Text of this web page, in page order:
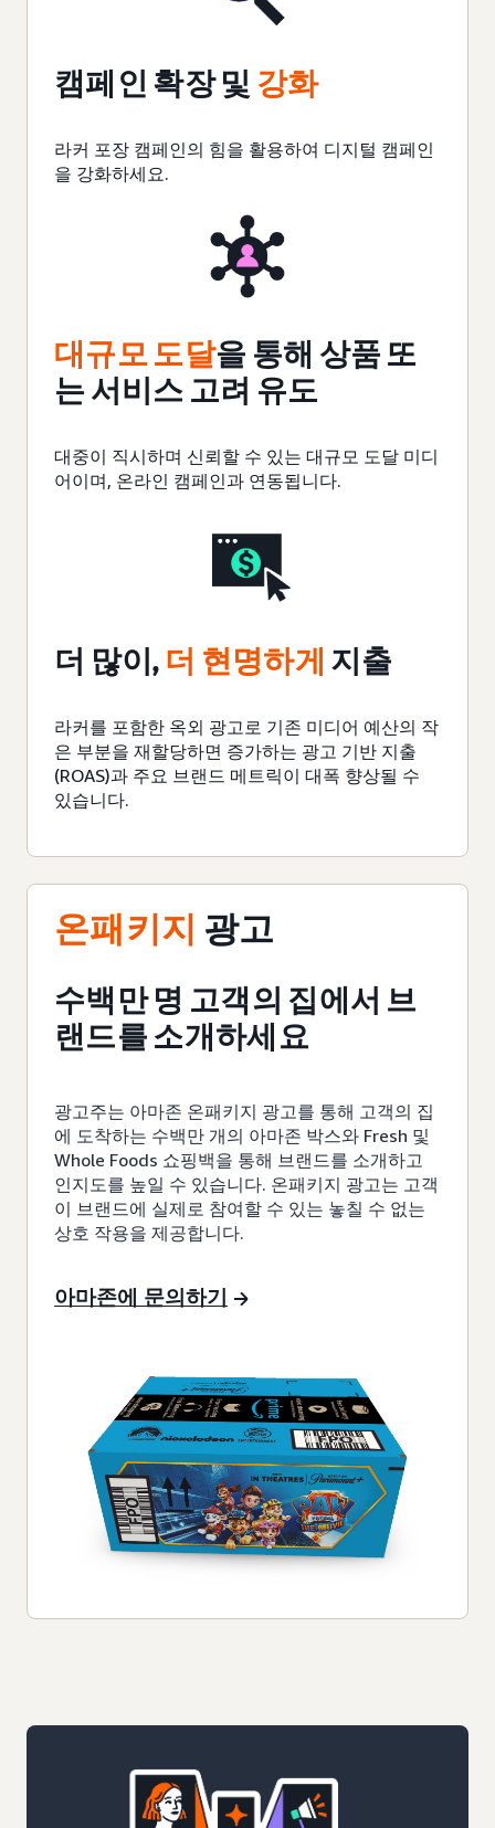
캠페인 확장 및 강화
라커 포장 캠페인의 힘을 활용하여 디지털 캠페인
을 강화하세요.
대규모 도달을 통해 상품 또
는 서비스 고려 유도
대중이 직시하며 신뢰할 수 있는 대규모 도달 미디
어이며, 온라인 캠페인과 연동됩니다.
더 많이, 더 현명하게 지출
라커를 포함한 옥외 광고로 기존 미디어 예산의 작
은 부분을 재할당하면 증가하는 광고 기반 지출
(ROAS)과 주요 브랜드 메트릭이 대폭 향상될 수
있습니다.
온패키지 광고
수백만 명 고객의 집에서 브
랜드를 소개하세요
광고주는 아마존 온패키지 광고를 통해 고객의 집
에 도착하는 수백만 개의 아마존 박스와 Fresh 및
Whole Foods 쇼핑백을 통해 브랜드를 소개하고
인지도를 높일 수 있습니다. 온패키지 광고는 고객
이 브랜드에 실제로 참여할 수 있는 놓칠 수 없는
상호 작용을 제공합니다.
아마존에 문의하기